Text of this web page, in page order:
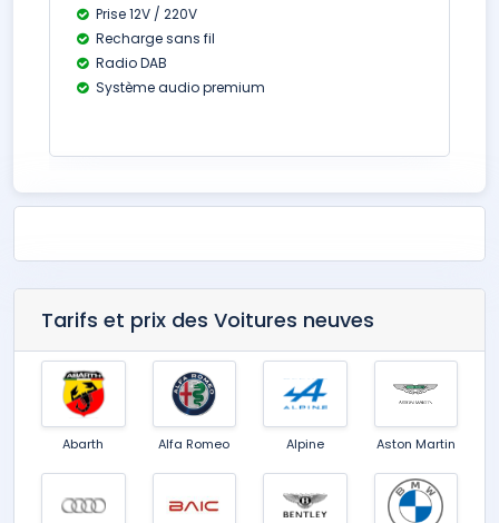
Prise 12V / 220V
Recharge sans fil
Radio DAB
Système audio premium
Tarifs et prix des Voitures neuves
Abarth Alfa Romeo Alpine Aston Martin